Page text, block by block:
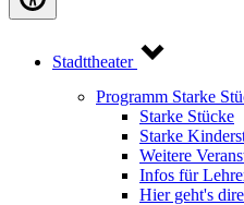
Stadttheater
Programm Starke
Starke Stücke
Starke
Weitere
Infos für
Hier geht's